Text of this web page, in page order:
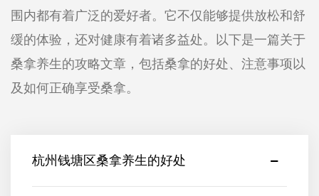
围内都有着广泛的爱好者。它不仅能够提供放松和舒
缓的体验，还对健康有着诸多益处。以下是一篇关于
桑拿养生的攻略文章，包括桑拿的好处、注意事项以
及如何正确享受桑拿。
杭州钱塘区桑拿养生的好处